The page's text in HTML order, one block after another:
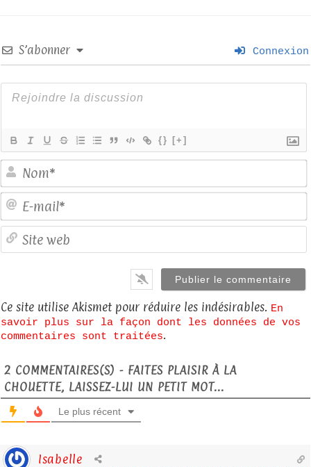
S’abonner Connexion
{} [+]
Ce site utilise Akismet pour réduire les indésirables. En
savoir plus sur la façon dont les données de vos
commentaires sont traitées.
2 COMMENTAIRES(S) - FAITES PLAISIR À LA
CHOUETTE, LAISSEZ-LUI UN PETIT MOT...
Le plus récent
Isabelle